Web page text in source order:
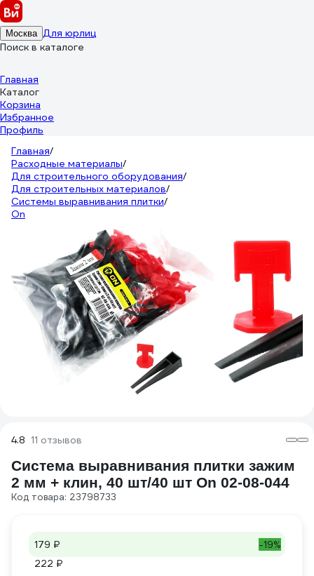
Москва Для юрлиц
Поиск в каталоге
Главная
Каталог
Корзина
Избранное
Профиль
Главная/
Расходные материалы/
Для строительного оборудования/
Для строительных материалов/
Системы выравнивания плитки/
On
4.8 11 отзывов
Система выравнивания плитки зажим
2 мм + клин, 40 шт/40 шт On 02-08-044
Код товара: 23798733
179 ₽
-19%
222 ₽